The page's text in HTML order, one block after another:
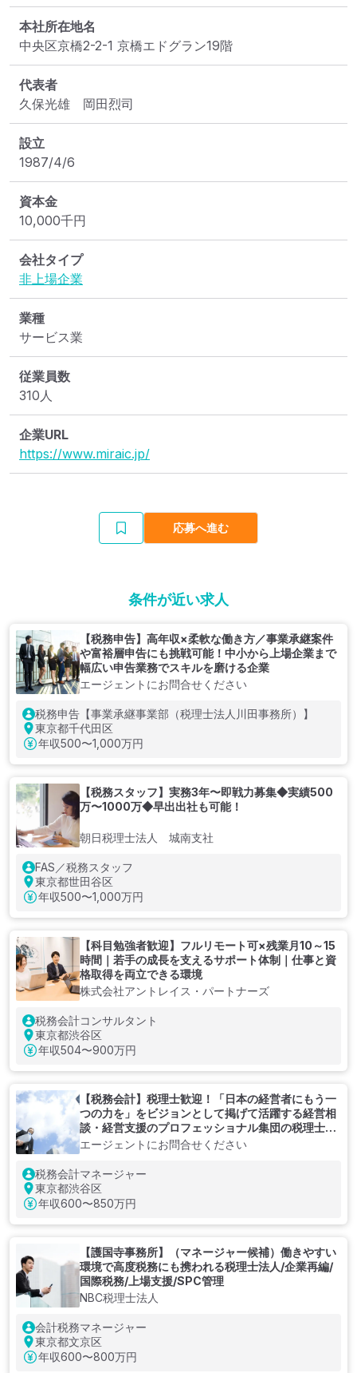
本社所在地名
中央区京橋2-2-1 京橋エドグラン19階
代表者
久保光雄　岡田烈司
設立
1987/4/6
資本金
10,000千円
会社タイプ
非上場企業
業種
サービス業
従業員数
310人
企業URL
https://www.miraic.jp/
応募へ進む
条件が近い求人
【税務申告】高年収×柔軟な働き方／事業承継案件
や富裕層申告にも挑戦可能！中小から上場企業まで
幅広い申告業務でスキルを磨ける企業
エージェントにお問合せください
税務申告【事業承継事業部（税理士法人川田事務所）】
東京都千代田区
年収500〜1,000万円
【税務スタッフ】実務3年〜即戦力募集◆実績500
万〜1000万◆早出出社も可能！
朝日税理士法人 城南支社
FAS／税務スタッフ
東京都世田谷区
年収500〜1,000万円
【科目勉強者歓迎】フルリモート可×残業月10～15
時間｜若手の成長を支えるサポート体制｜仕事と資
格取得を両立できる環境
株式会社アントレイス・パートナーズ
税務会計コンサルタント
東京都渋谷区
年収504〜900万円
【税務会計】税理士歓迎！「日本の経営者にもう一
つの力を」をビジョンとして掲げて活躍する経営相
談・経営支援のプロフェッショナル集団の税理士法
人
エージェントにお問合せください
税務会計マネージャー
東京都渋谷区
年収600〜850万円
【護国寺事務所】（マネージャー候補）働きやすい
環境で高度税務にも携われる税理士法人/企業再編/
国際税務/上場支援/SPC管理
NBC税理士法人
会計税務マネージャー
東京都文京区
年収600〜800万円